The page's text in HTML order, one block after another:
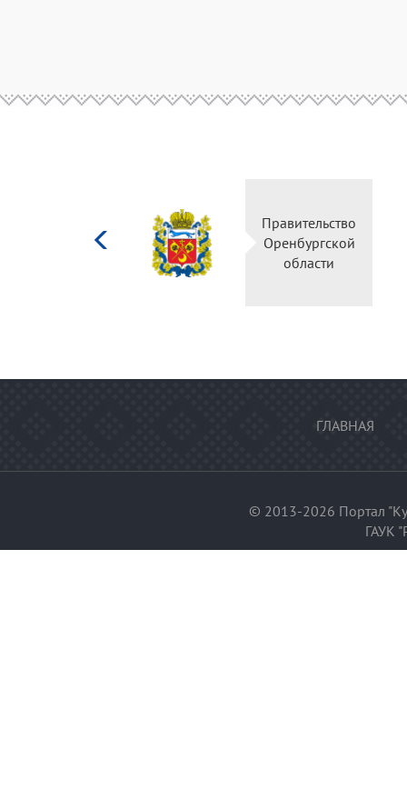
Министерство
культуры
Российской
ГЛАВНАЯ
© 2013-2026 Портал
ГАУК